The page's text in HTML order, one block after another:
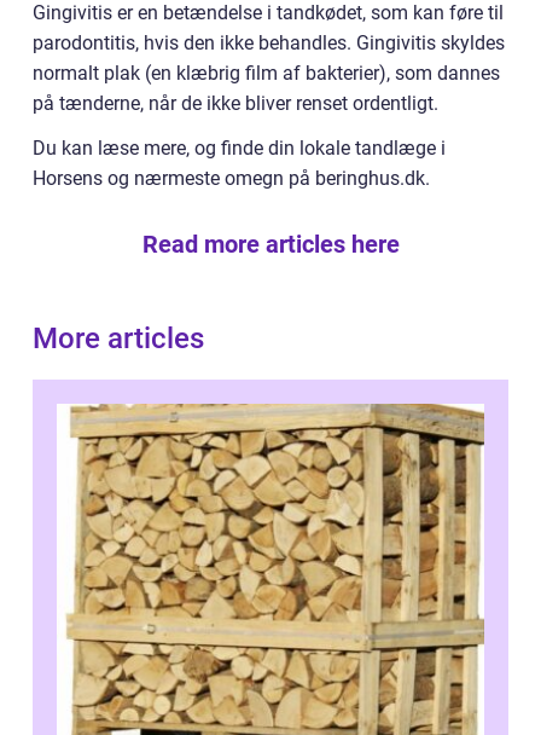
Gingivitis er en betændelse i tandkødet, som kan føre til
parodontitis, hvis den ikke behandles. Gingivitis skyldes
normalt plak (en klæbrig film af bakterier), som dannes
på tænderne, når de ikke bliver renset ordentligt.
Du kan læse mere, og finde din lokale tandlæge i
Horsens og nærmeste omegn på beringhus.dk.
Read more articles here
More articles